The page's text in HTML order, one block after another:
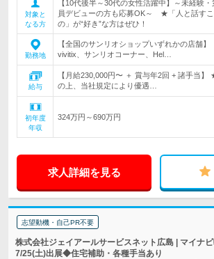
対象と
なる方
【10代後半～30代の女性活躍中】～未経験
員デビューの方も応募OK～ ★「人と話すこ
の」が“好き”な方はぜひ！
勤務地
【全国のサンリオショップいずれかの店舗】
vivitix、サンリオコーナー、Hel…
給与
【月給230,000円〜 ＋ 賞与年2回 + 諸手当
の上、当社規定により優遇…
初年度
年収
324万円～690万円
求人詳細を見る
志望動機・自己PR不要
株式会社ジェイアールサービスネット広島 | マイナ
7/25(土)出展◆住宅補助・各種手当あり